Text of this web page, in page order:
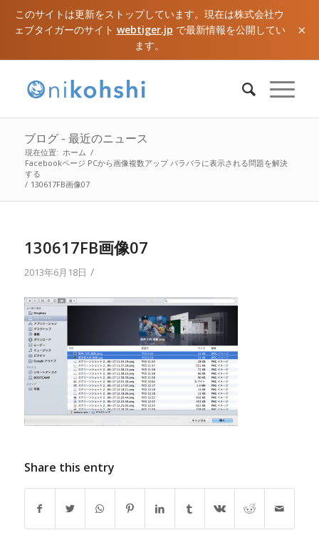
このサイトは更新をストップしています。現在は株式会社ウ
ェブタイガーのサイト webtiger.jp で最新情報を公開してい
ます。
×
ブログ - 最近のニュース
現在位置: ホーム /
Facebookページ PCから画像複数アップ バラバラに表示される問題を解決
する
/ 130617FB画像07
130617FB画像07
2013年6月18日 /
Share this entry